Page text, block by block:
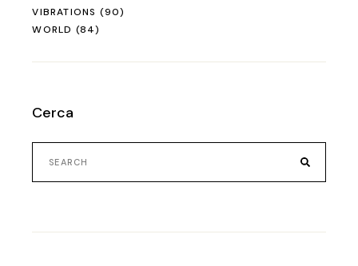
VIBRATIONS (90)
WORLD (84)
Cerca
Search
for: